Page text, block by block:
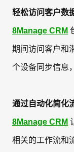
轻松访问客户数
8Manage CRM
期间访问客户和
个设备同步信息
通过自动化简化
8Manage CRM
相关的工作流和